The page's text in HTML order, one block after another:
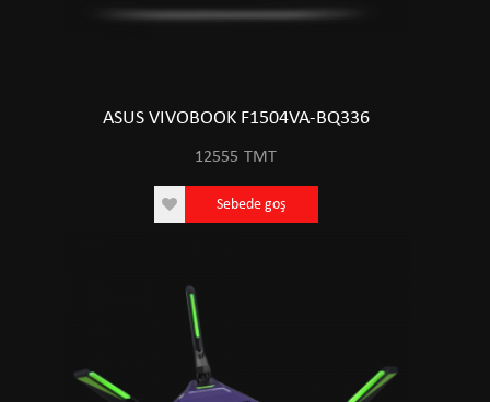
ASUS VIVOBOOK F1504VA-BQ336
12555 TMT
Sebede goş